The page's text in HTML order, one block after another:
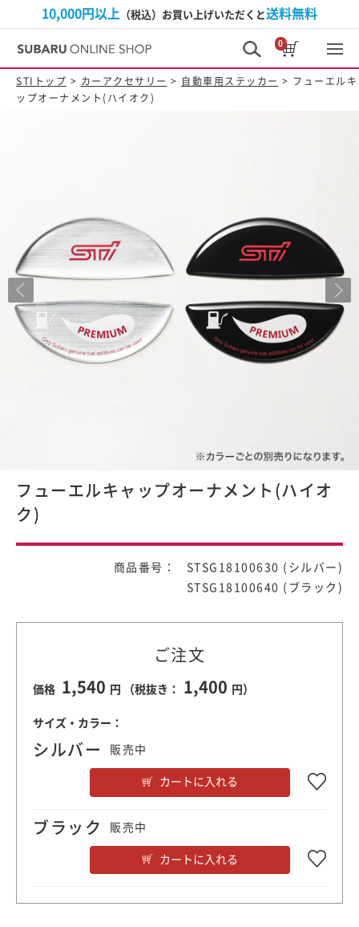
10,000円以上 （税込）お買い上げいただくと送料無料
0
STIトップ > カーアクセサリー > 自動車用ステッカー > フューエルキ
ップオーナメント(ハイオク)
フューエルキャップオーナメント(ハイオ
ク)
商品番号： STSG18100630 (シルバー)
STSG18100640 (ブラック)
ご注文
価格 1,540 円 （税抜き： 1,400 円）
サイズ・カラー：
シルバー 販売中
カートに入れる
ブラック 販売中
カートに入れる